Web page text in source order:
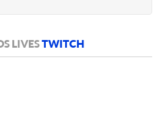
LIVESTWITCH